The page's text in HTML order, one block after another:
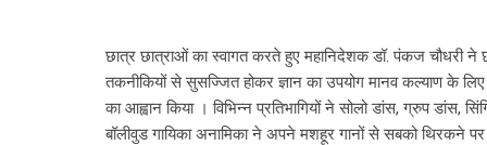
छात्र छात्राओं का स्वागत करते हुए महानिदेशक डॉ. पंकज चौधरी
तकनीकियों से सुसज्जित होकर ज्ञान का उपयोग मानव कल्याण के
का आह्वान किया । विभिन्न प्रतिभागियों ने सोलो डांस, ग्रुप डांस,
बॉलीवुड गायिका अनामिका ने अपने मशहूर गानों से सबको थिरकने